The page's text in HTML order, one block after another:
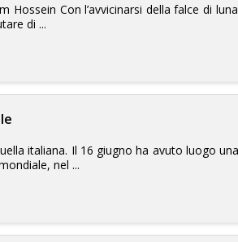
Con l’avvicinarsi della falce di
di ...
italiana. Il 16 giugno ha avuto luogo
nel ...